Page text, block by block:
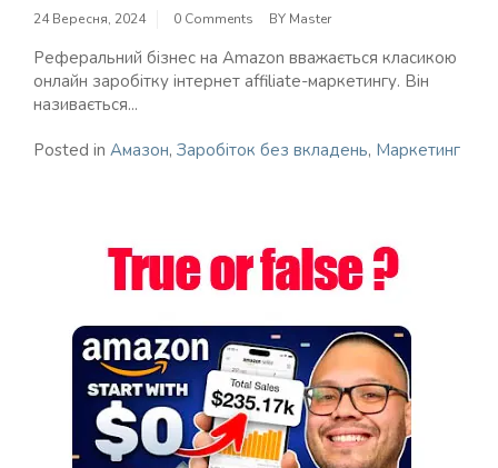
24 Вересня, 2024 0 Comments BY Master
Реферальний бізнес на Amazon вважається класикою
онлайн заробітку інтернет affiliate-маркетингу. Він
називається...
Posted in Амазон, Заробіток без вкладень, Маркетинг